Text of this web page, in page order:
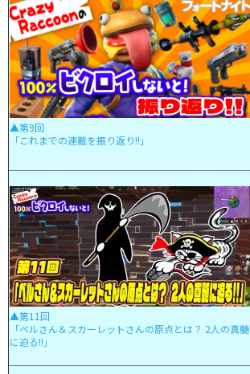
▲第9回
「これまでの連載を振り返り!!」
▲第11回
「ベルさん＆スカーレットさんの原点とは？ 2人の真髄
に迫る!!」